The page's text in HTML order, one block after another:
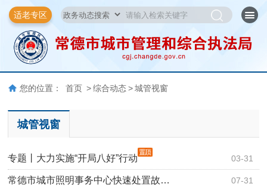
适老专区
您的位置： 首页 > 综合动态 > 城管视窗
城管视窗
03-31
专题丨大力实施“开局八好”行动
07-31
常德市城市照明事务中心快速处置故…